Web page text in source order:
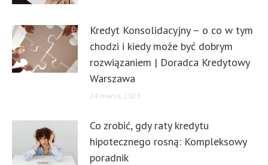
Kredyt Konsolidacyjny – o co w tym
chodzi i kiedy może być dobrym
rozwiązaniem | Doradca Kredytowy
Warszawa
24 marca, 2023
Co zrobić, gdy raty kredytu
hipotecznego rosną: Kompleksowy
poradnik